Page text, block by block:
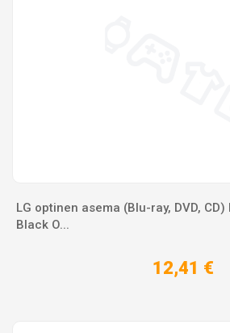
LG optinen asema (Blu-ray, DVD,
Black O...
12,41 €